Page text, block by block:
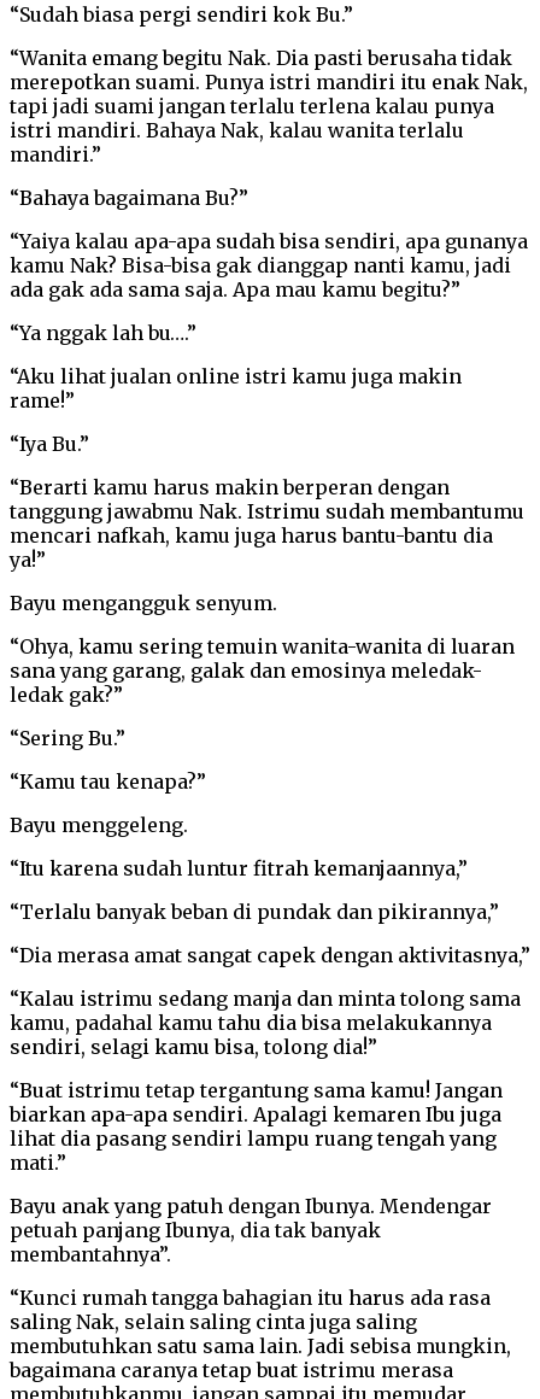
“Sudah biasa pergi sendiri kok Bu.”
“Wanita emang begitu Nak. Dia pasti berusaha tidak
merepotkan suami. Punya istri mandiri itu enak Nak,
tapi jadi suami jangan terlalu terlena kalau punya
istri mandiri. Bahaya Nak, kalau wanita terlalu
mandiri.”
“Bahaya bagaimana Bu?”
“Yaiya kalau apa-apa sudah bisa sendiri, apa gunanya
kamu Nak? Bisa-bisa gak dianggap nanti kamu, jadi
ada gak ada sama saja. Apa mau kamu begitu?”
“Ya nggak lah bu….”
“Aku lihat jualan online istri kamu juga makin
rame!”
“Iya Bu.”
“Berarti kamu harus makin berperan dengan
tanggung jawabmu Nak. Istrimu sudah membantumu
mencari nafkah, kamu juga harus bantu-bantu dia
ya!”
Bayu mengangguk senyum.
“Ohya, kamu sering temuin wanita-wanita di luaran
sana yang garang, galak dan emosinya meledak-
ledak gak?”
“Sering Bu.”
“Kamu tau kenapa?”
Bayu menggeleng.
“Itu karena sudah luntur fitrah kemanjaannya,”
“Terlalu banyak beban di pundak dan pikirannya,”
“Dia merasa amat sangat capek dengan aktivitasnya,”
“Kalau istrimu sedang manja dan minta tolong sama
kamu, padahal kamu tahu dia bisa melakukannya
sendiri, selagi kamu bisa, tolong dia!”
“Buat istrimu tetap tergantung sama kamu! Jangan
biarkan apa-apa sendiri. Apalagi kemaren Ibu juga
lihat dia pasang sendiri lampu ruang tengah yang
mati.”
Bayu anak yang patuh dengan Ibunya. Mendengar
petuah panjang Ibunya, dia tak banyak
membantahnya”.
“Kunci rumah tangga bahagian itu harus ada rasa
saling Nak, selain saling cinta juga saling
membutuhkan satu sama lain. Jadi sebisa mungkin,
bagaimana caranya tetap buat istrimu merasa
membutuhkanmu, jangan sampai itu memudar